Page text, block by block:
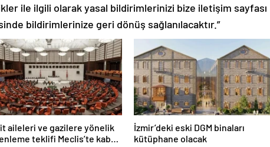
ile ilgili olarak yasal bildirimlerinizi bize iletişim sayfası
bildirimlerinize geri dönüş sağlanılacaktır.”
aileleri ve gazilere yönelik
teklifi Meclis’te kabul
İzmir’deki eski DGM binaları
kütüphane olacak